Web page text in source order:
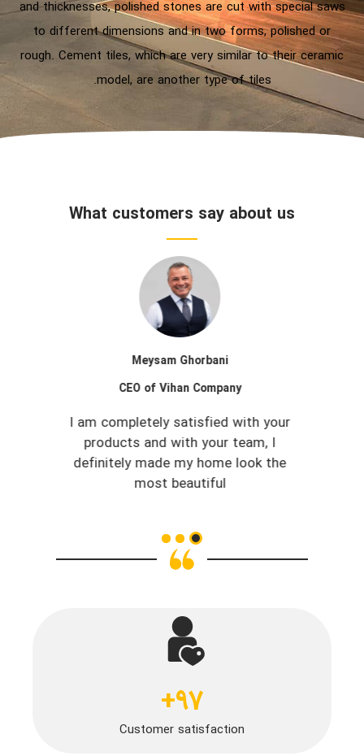
and thicknesses, polished stones are cut with special saws
to different dimensions and in two forms, polished or
rough. Cement tiles, which are very similar to their ceramic
model, are another type of tiles.
What customers say about us
I am completely satisfied with your
products and with your team, I
definitely made my home look the
most beautiful
Meysam Ghorbani
CEO of Vihan Company
Customer satisfaction
97
+